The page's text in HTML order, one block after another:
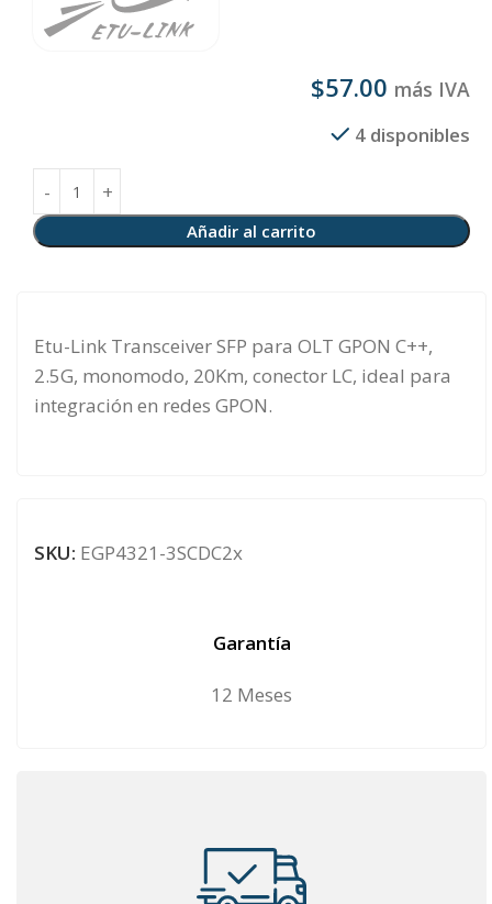
$57.00 más IVA
4 disponibles
Añadir al carrito
Etu-Link Transceiver SFP para OLT GPON C++,
2.5G, monomodo, 20Km, conector LC, ideal para
integración en redes GPON.
SKU: EGP4321-3SCDC2x
Garantía
12 Meses